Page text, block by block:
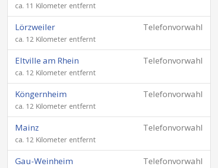
ca. 11 Kilometer entfernt
Telefonvorwahl
Lörzweiler
ca. 12 Kilometer entfernt
Telefonvorwahl
Eltville am Rhein
ca. 12 Kilometer entfernt
Telefonvorwahl
Köngernheim
ca. 12 Kilometer entfernt
Telefonvorwahl
Mainz
ca. 12 Kilometer entfernt
Telefonvorwahl
Gau-Weinheim